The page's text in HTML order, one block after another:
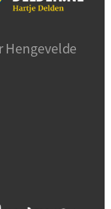
Hengevelde